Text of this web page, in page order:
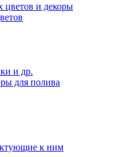
и декоры
и др.
для полива
к ним